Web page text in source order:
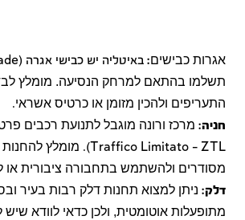
אגרות כבישים: באיטליה יש כבישי אגרה (Autostrade),
תשלמו בהתאם למרחק הנסיעה. מומלץ
התעריפים ולהכין מזומן או כרטיס אשראי.
חניה: מרכז ורונה מוגבל לתנועת רכבים
Traffico Limitato - ZTL).
מומלץ להחנות
מסודרים ולהשתמש בתחבורה ציבורית או
דלק: ניתן למצוא תחנות דלק רבות בעיר
מתופעלות אוטומטית, ולכן כדאי לוודא